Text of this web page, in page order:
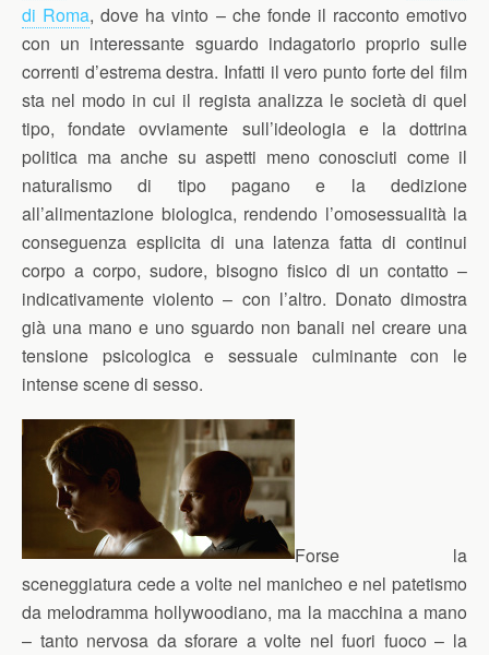
di Roma, dove ha vinto – che fonde il racconto emotivo
con un interessante sguardo indagatorio proprio sulle
correnti d’estrema destra. Infatti il vero punto forte del film
sta nel modo in cui il regista analizza le società di quel
tipo, fondate ovviamente sull’ideologia e la dottrina
politica ma anche su aspetti meno conosciuti come il
naturalismo di tipo pagano e la dedizione
all’alimentazione biologica, rendendo l’omosessualità la
conseguenza esplicita di una latenza fatta di continui
corpo a corpo, sudore, bisogno fisico di un contatto –
indicativamente violento – con l’altro. Donato dimostra
già una mano e uno sguardo non banali nel creare una
tensione psicologica e sessuale culminante con le
intense scene di sesso.
Forse la
sceneggiatura cede a volte nel manicheo e nel patetismo
da melodramma hollywoodiano, ma la macchina a mano
– tanto nervosa da sforare a volte nel fuori fuoco – la